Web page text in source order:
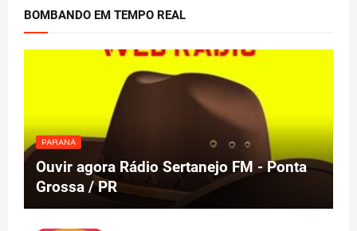
BOMBANDO EM TEMPO REAL
PARANÁ
Ouvir agora Rádio Sertanejo FM - Ponta
Grossa / PR